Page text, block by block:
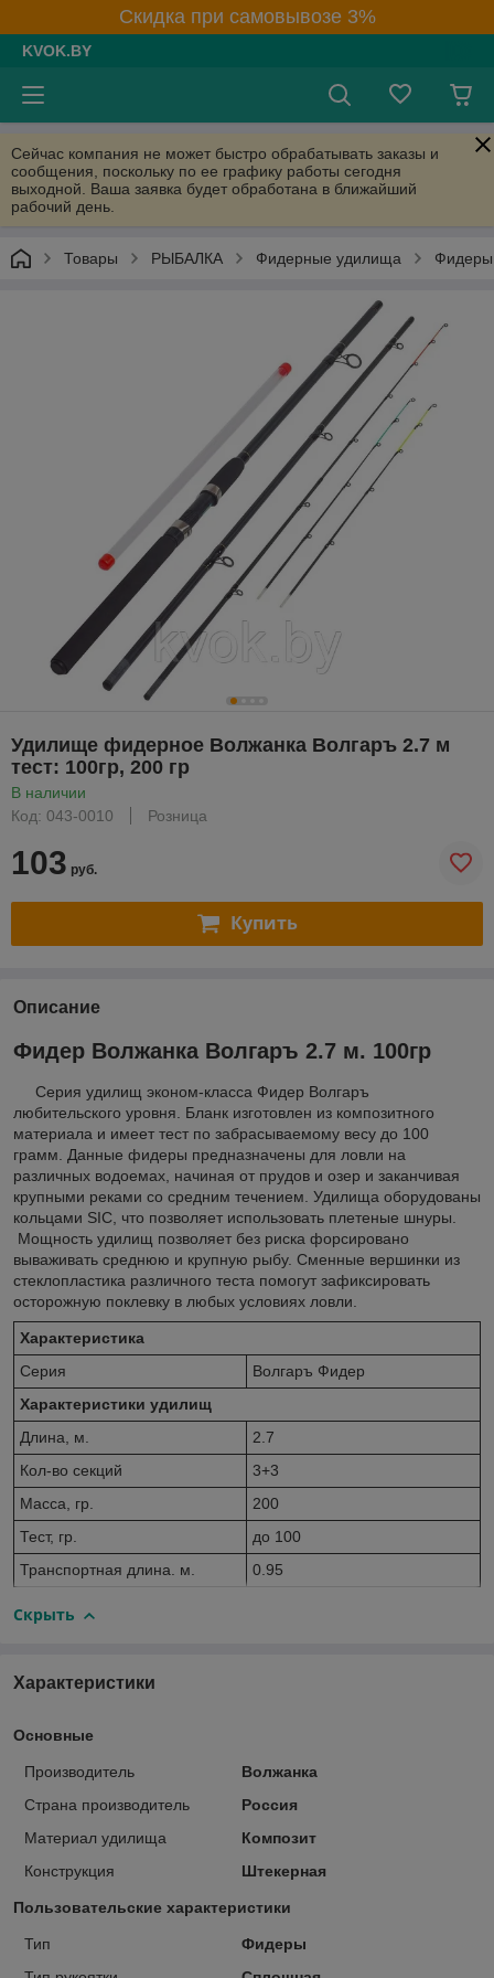
Скидка при самовывозе 3%
KVOK.BY
Сейчас компания не может быстро обрабатывать заказы и
сообщения, поскольку по ее графику работы сегодня
выходной. Ваша заявка будет обработана в ближайший
рабочий день.
Товары РЫБАЛКА Фидерные удилища
Удилище фидерное Волжанка Волгаръ 2.7 м
тест: 100гр, 200 гр
В наличии
Код: 043-0010
Розница
103 руб.
Купить
Описание
Фидер Волжанка Волгаръ 2.7 м. 100гр
Серия удилищ эконом-класса Фидер Волгаръ
любительского уровня. Бланк изготовлен из композитного
материала и имеет тест по забрасываемому весу до 100
грамм. Данные фидеры предназначены для ловли на
различных водоемах, начиная от прудов и озер и заканчивая
крупными реками со средним течением. Удилища оборудованы
кольцами SIC, что позволяет использовать плетеные шнуры.
Мощность удилищ позволяет без риска форсировано
вываживать среднюю и крупную рыбу. Сменные вершинки из
стеклопластика различного теста помогут зафиксировать
осторожную поклевку в любых условиях ловли.
Характеристика
Серия
Волгаръ Фидер
Характеристики удилищ
Длина, м.
2.7
Кол-во секций
3+3
Масса, гр.
200
Тест, гр.
до 100
Транспортная длина. м.
0.95
Скрыть
Характеристики
Основные
Производитель
Волжанка
Страна производитель
Россия
Материал удилища
Композит
Конструкция
Штекерная
Пользовательские характеристики
Тип
Фидеры